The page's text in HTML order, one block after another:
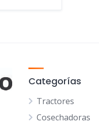
Categorías
Tractores
Cosechadoras